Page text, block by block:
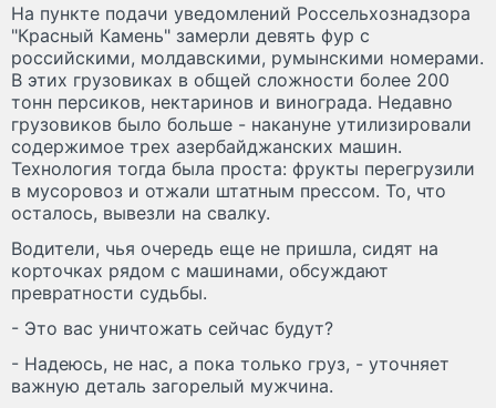
На пункте подачи уведомлений Россельхознадзора
"Красный Камень" замерли девять фур с
российскими, молдавскими, румынскими номерами.
В этих грузовиках в общей сложности более 200
тонн персиков, нектаринов и винограда. Недавно
грузовиков было больше - накануне утилизировали
содержимое трех азербайджанских машин.
Технология тогда была проста: фрукты перегрузили
в мусоровоз и отжали штатным прессом. То, что
осталось, вывезли на свалку.
Водители, чья очередь еще не пришла, сидят на
корточках рядом с машинами, обсуждают
превратности судьбы.
- Это вас уничтожать сейчас будут?
- Надеюсь, не нас, а пока только груз, - уточняет
важную деталь загорелый мужчина.